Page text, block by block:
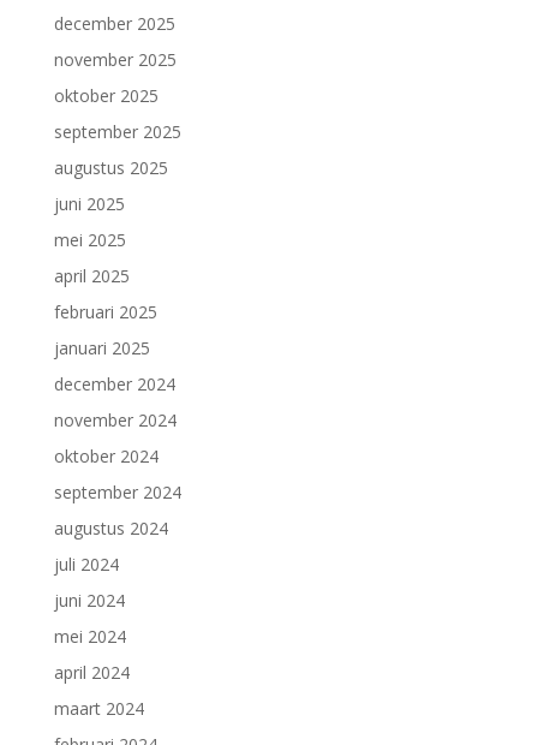
december 2025
november 2025
oktober 2025
september 2025
augustus 2025
juni 2025
mei 2025
april 2025
februari 2025
januari 2025
december 2024
november 2024
oktober 2024
september 2024
augustus 2024
juli 2024
juni 2024
mei 2024
april 2024
maart 2024